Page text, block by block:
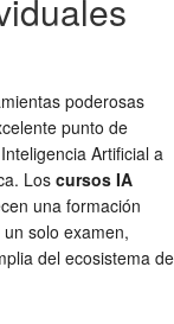
poderosas
punto de
Artificial a
Los cursos IA
una formación
solo examen,
del ecosistema de